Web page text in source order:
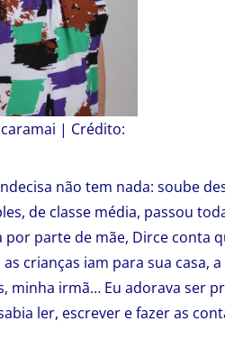
| Crédito:
não tem nada: soube
de classe média, passou
por parte de mãe, Dirce conta
crianças iam para sua casa,
minha irmã… Eu adorava ser
ler, escrever e fazer as